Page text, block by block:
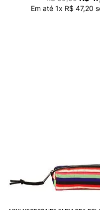
Em até 1x R$ 47,20